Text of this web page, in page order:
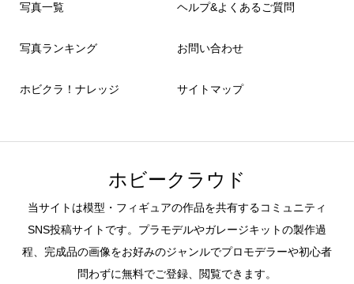
写真一覧
写真ランキング
ホビクラ！ナレッジ
ヘルプ&よくあるご質問
お問い合わせ
サイトマップ
ホビークラウド
当サイトは模型・フィギュアの作品を共有するコミュニティ
SNS投稿サイトです。プラモデルやガレージキットの製作過
程、完成品の画像をお好みのジャンルでプロモデラーや初心者
問わずに無料でご登録、閲覧できます。